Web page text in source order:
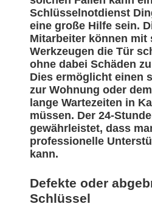
Schlüsselnotdienst
eine große Hilfe sein.
Mitarbeiter können mit
Werkzeugen die Tür
ohne dabei Schäden
Dies ermöglicht einen
zur Wohnung oder
lange Wartezeiten in
müssen. Der 24-
gewährleistet, dass
professionelle
kann.
Defekte oder
Schlüssel